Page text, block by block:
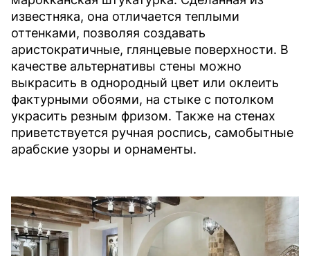
известняка, она отличается теплыми
оттенками, позволяя создавать
аристократичные, глянцевые поверхности. В
качестве альтернативы стены можно
выкрасить в однородный цвет или оклеить
фактурными обоями, на стыке с потолком
украсить резным фризом. Также на стенах
приветствуется ручная роспись, самобытные
арабские узоры и орнаменты.